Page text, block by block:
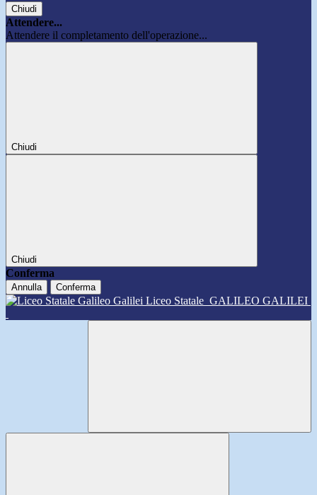
Chiudi
Attendere...
Attendere il completamento dell'operazione...
Chiudi
Chiudi
Conferma
Annulla Conferma
Liceo Statale GALILEO GALILEI